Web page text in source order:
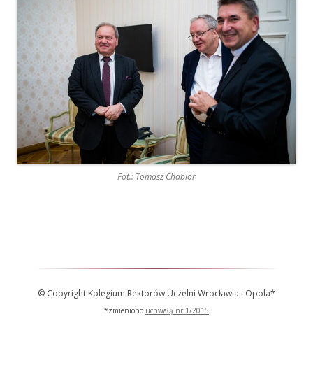
Fot.: Tomasz Chabior
© Copyright Kolegium Rektorów Uczelni Wrocławia i Opola*
*zmieniono uchwałą nr 1/2015